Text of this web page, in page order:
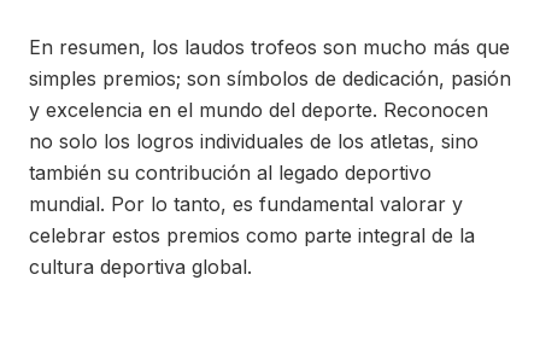
En resumen, los laudos trofeos son mucho más que
simples premios; son símbolos de dedicación, pasión
y excelencia en el mundo del deporte. Reconocen
no solo los logros individuales de los atletas, sino
también su contribución al legado deportivo
mundial. Por lo tanto, es fundamental valorar y
celebrar estos premios como parte integral de la
cultura deportiva global.